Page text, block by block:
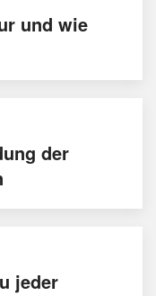
und wie
der
jeder